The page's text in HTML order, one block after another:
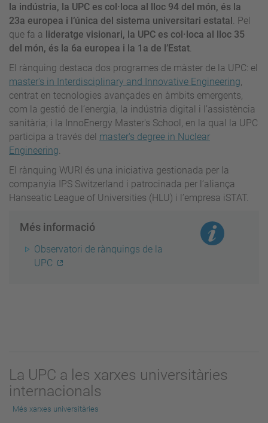
la indústria, la UPC es col·loca al lloc 94 del món, és la
23a europea i l’única del sistema universitari estatal . Pel
que fa a lideratge visionari, la UPC es col·loca al lloc 35
del món, és la 6a europea i la 1a de l’Estat.
El rànquing destaca dos programes de màster de la UPC: el
master's in Interdisciplinary and Innovative Engineering,
centrat en tecnologies avançades en àmbits emergents,
com la gestió de l’energia, la indústria digital i l’assistència
sanitària; i la InnoEnergy Master's School, en la qual la UPC
participa a través del master's degree in Nuclear
Engineering.
El rànquing WURI és una iniciativa gestionada per la
companyia IPS Switzerland i patrocinada per l’aliança
Hanseatic League of Universities (HLU) i l’empresa iSTAT.
Més informació
Observatori de rànquings de la
UPC
La UPC a les xarxes universitàries
internacionals
Més xarxes universitàries